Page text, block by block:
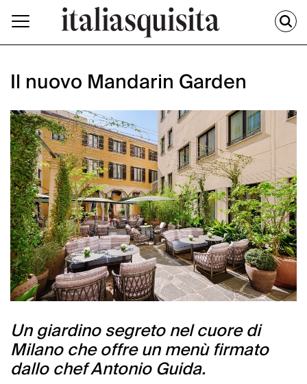
Il nuovo Mandarin Garden
Un giardino segreto nel cuore di
Milano che offre un menù firmato
dallo chef Antonio Guida.